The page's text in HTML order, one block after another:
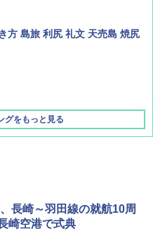
9月号 [雑誌]
方 島旅 利尻 礼文 天売島 焼尻
グをもっと見る
コレクション 山善] ポップアッ
たいに広げて畳める パッとサ
ード キューブ フルクローズ メ
置 ワンタッチテント キャンプ
ーキ PATC-150(KH)
ル 大型 ビーチ アウトドアパ
ン サイトシート付 折りたたみ
4段階高さ調整 軽量 収納袋付
長崎～羽田線の就航10周
崎空港で式典